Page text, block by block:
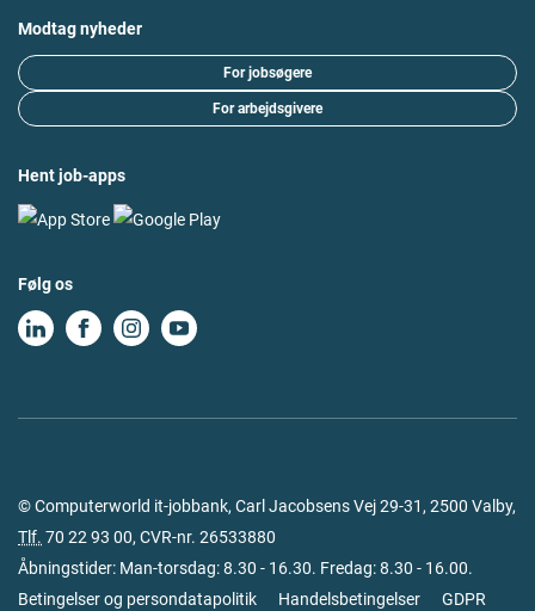
Modtag nyheder
For jobsøgere
For arbejdsgivere
Hent job-apps
Følg os
© Computerworld it-jobbank, Carl Jacobsens Vej 29-31, 2500 Valby,
Tlf. 70 22 93 00, CVR-nr. 26533880
Åbningstider: Man-torsdag: 8.30 - 16.30. Fredag: 8.30 - 16.00.
Betingelser og persondatapolitik
Handelsbetingelser
GDPR